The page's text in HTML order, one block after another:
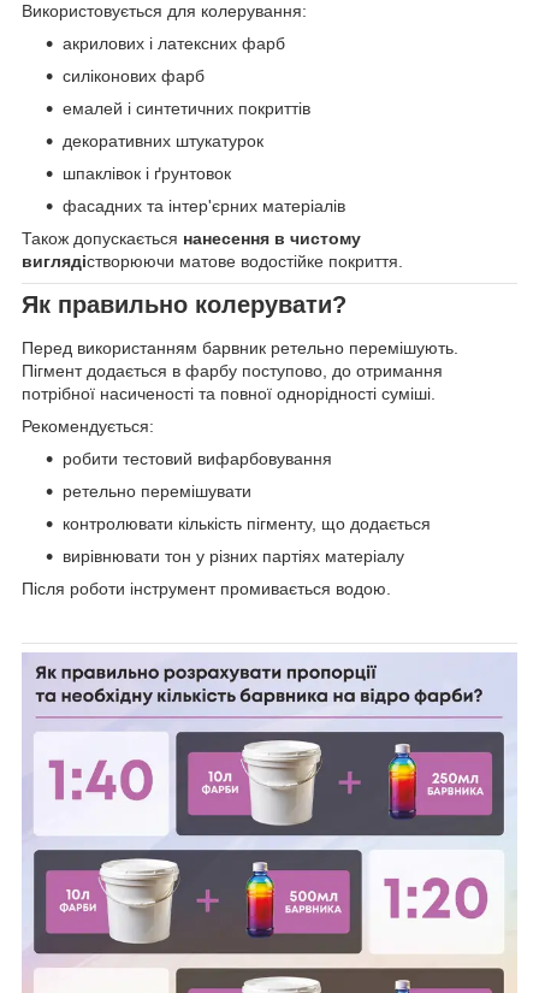
Використовується для колерування:
акрилових і латексних фарб
силіконових фарб
емалей і синтетичних покриттів
декоративних штукатурок
шпаклівок і ґрунтовок
фасадних та інтер'єрних матеріалів
Також допускається нанесення в чистому
виглядістворюючи матове водостійке покриття.
Як правильно колерувати?
Перед використанням барвник ретельно перемішують.
Пігмент додається в фарбу поступово, до отримання
потрібної насиченості та повної однорідності суміші.
Рекомендується:
робити тестовий вифарбовування
ретельно перемішувати
контролювати кількість пігменту, що додається
вирівнювати тон у різних партіях матеріалу
Після роботи інструмент промивається водою.